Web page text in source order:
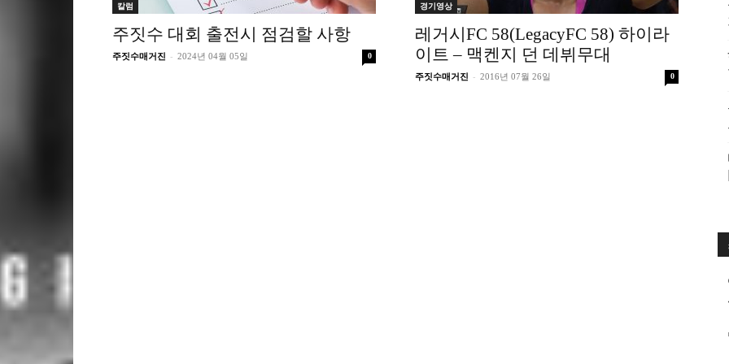
수
칼럼
주짓수 대회 출전시 점검할 사항
주짓수매거진 - 2024년 04월 05일 0
경기영상
레거시FC 58(LegacyFC 58) 하이라
이트 – 맥켄지 던 데뷔무대
주짓수매거진 - 2016년 07월 26일 0